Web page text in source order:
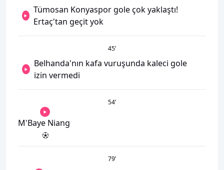
Tümosan Konyaspor gole çok yaklaştı!
Ertaç'tan geçit yok
45’
Belhanda'nın kafa vuruşunda kaleci gole
izin vermedi
54’
M'Baye Niang
79’